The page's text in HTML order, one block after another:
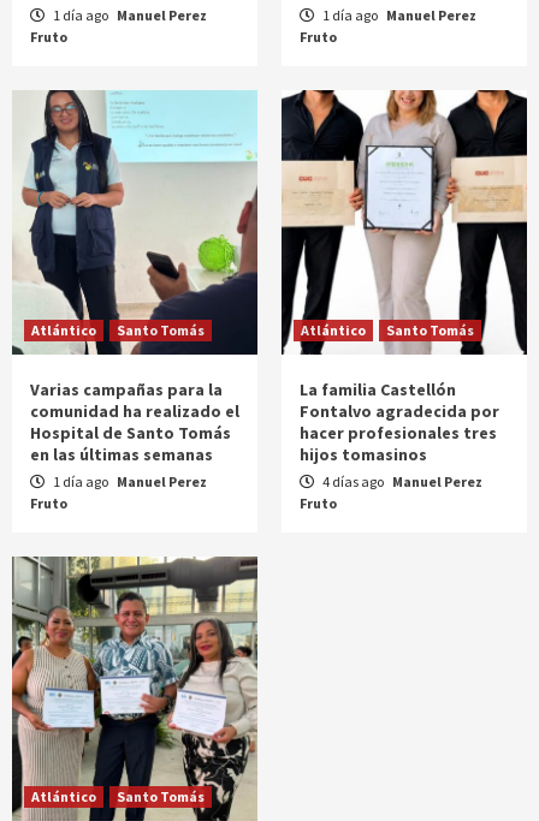
1 día ago Manuel Perez
Fruto
1 día ago Manuel Perez
Fruto
Atlántico Santo Tomás
Varias campañas para la
comunidad ha realizado el
Hospital de Santo Tomás
en las últimas semanas
1 día ago Manuel Perez
Fruto
Atlántico Santo Tomás
La familia Castellón
Fontalvo agradecida por
hacer profesionales tres
hijos tomasinos
4 días ago Manuel Perez
Fruto
Atlántico Santo Tomás